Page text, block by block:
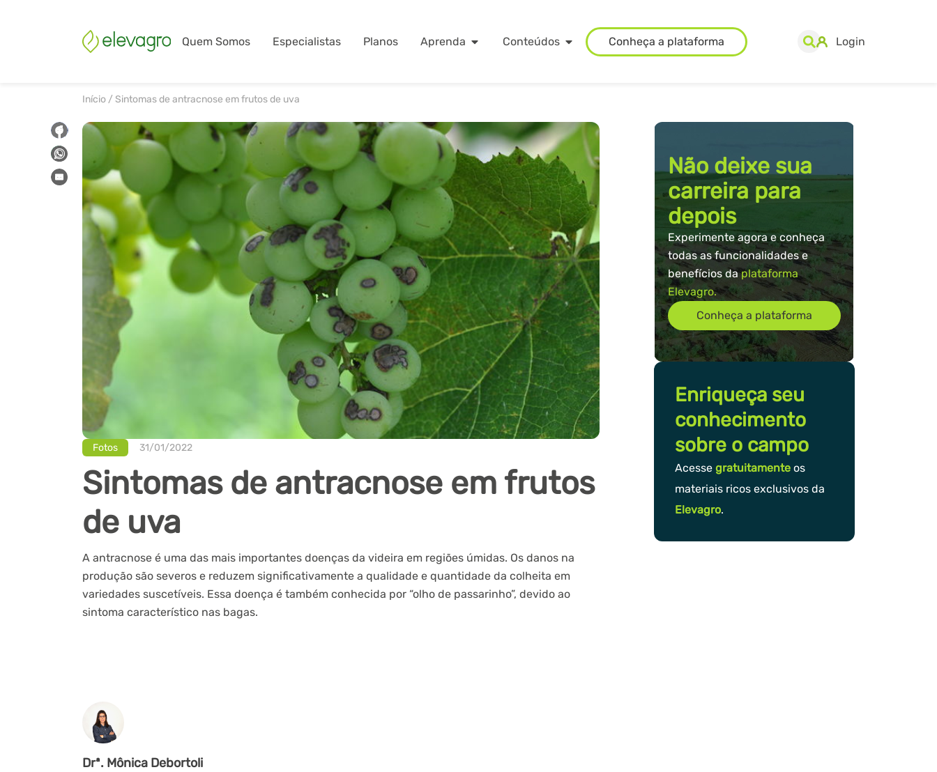
Quem Somos Especialistas Planos Aprenda Conteúdos Conheça a plataforma Login
Início /Sintomas de antracnose em frutos de uva
Fotos 31/01/2022
Sintomas de antracnose em frutos
de uva
A antracnose é uma das mais importantes doenças da videira em regiões úmidas. Os danos na
produção são severos e reduzem significativamente a qualidade e quantidade da colheita em
variedades suscetíveis. Essa doença é também conhecida por “olho de passarinho”, devido ao
sintoma característico nas bagas.
Drª. Mônica Debortoli
Não deixe sua
carreira para
depois
Experimente agora e conheça
todas as funcionalidades e
benefícios daplataforma
Elevagro.
Conheça a plataforma
Enriqueça seu
conhecimento
sobre o campo
Acesse gratuitamenteos
materiais ricos exclusivos da
Elevagro.